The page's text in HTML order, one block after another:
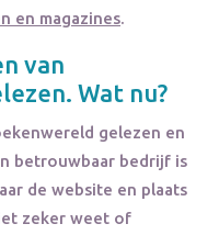
en magazines.
van
Wat nu?
gelezen en
betrouwbaar bedrijf is
de website en plaats
zeker weet of